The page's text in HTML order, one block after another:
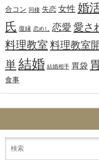
合コン 同棲 失恋 女性 婚
氏 復縁 恋めし 恋愛 愛さ
料理教室 料理教室
単 結婚 結婚相手 胃袋
食事